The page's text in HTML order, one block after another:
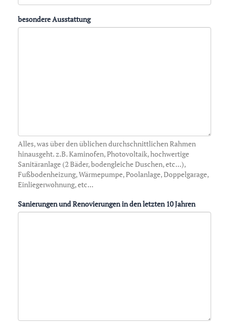
besondere Ausstattung
Alles, was über den üblichen durchschnittlichen Rahmen
hinausgeht. z.B. Kaminofen, Photovoltaik, hochwertige
Sanitäranlage (2 Bäder, bodengleiche Duschen, etc...),
Fußbodenheizung, Wärmepumpe, Poolanlage, Doppelgarage,
Einliegerwohnung, etc...
Sanierungen und Renovierungen in den letzten 10 Jahren